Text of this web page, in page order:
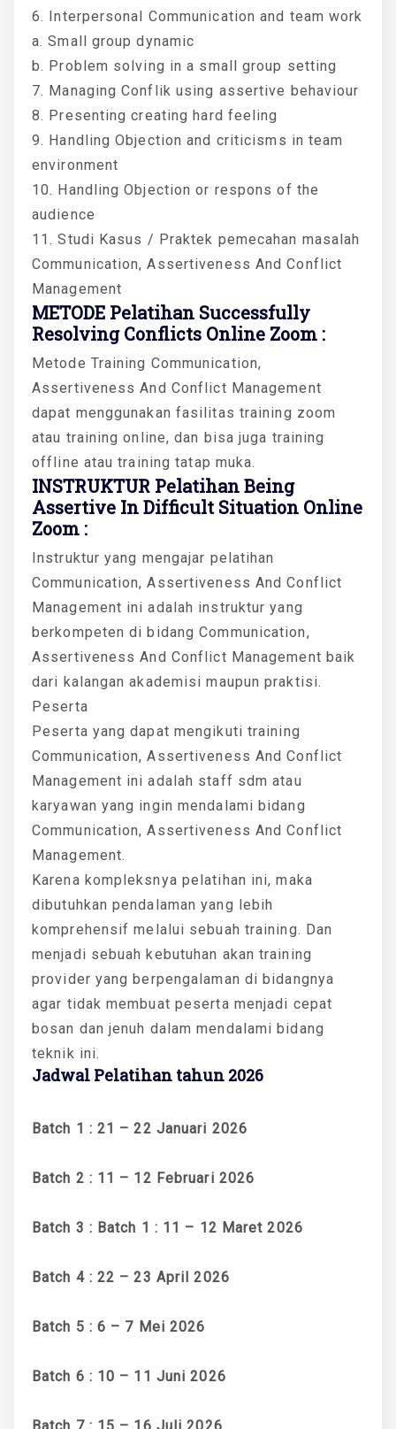
6. Interpersonal Communication and team work
a. Small group dynamic
b. Problem solving in a small group setting
7. Managing Conflik using assertive behaviour
8. Presenting creating hard feeling
9. Handling Objection and criticisms in team
environment
10. Handling Objection or respons of the
audience
11. Studi Kasus / Praktek pemecahan masalah
Communication, Assertiveness And Conflict
Management
METODE Pelatihan Successfully
Resolving Conflicts Online Zoom :
Metode Training Communication,
Assertiveness And Conflict Management
dapat menggunakan fasilitas training zoom
atau training online, dan bisa juga training
offline atau training tatap muka.
INSTRUKTUR Pelatihan Being
Assertive In Difficult Situation Online
Zoom :
Instruktur yang mengajar pelatihan
Communication, Assertiveness And Conflict
Management ini adalah instruktur yang
berkompeten di bidang Communication,
Assertiveness And Conflict Management baik
dari kalangan akademisi maupun praktisi.
Peserta
Peserta yang dapat mengikuti training
Communication, Assertiveness And Conflict
Management ini adalah staff sdm atau
karyawan yang ingin mendalami bidang
Communication, Assertiveness And Conflict
Management.
Karena kompleksnya pelatihan ini, maka
dibutuhkan pendalaman yang lebih
komprehensif melalui sebuah training. Dan
menjadi sebuah kebutuhan akan training
provider yang berpengalaman di bidangnya
agar tidak membuat peserta menjadi cepat
bosan dan jenuh dalam mendalami bidang
teknik ini.
Jadwal Pelatihan tahun 2026
Batch 1 : 21 – 22 Januari 2026
Batch 2 : 11 – 12 Februari 2026
Batch 3 : Batch 1 : 11 – 12 Maret 2026
Batch 4 : 22 – 23 April 2026
Batch 5 : 6 – 7 Mei 2026
Batch 6 : 10 – 11 Juni 2026
Batch 7 : 15 – 16 Juli 2026